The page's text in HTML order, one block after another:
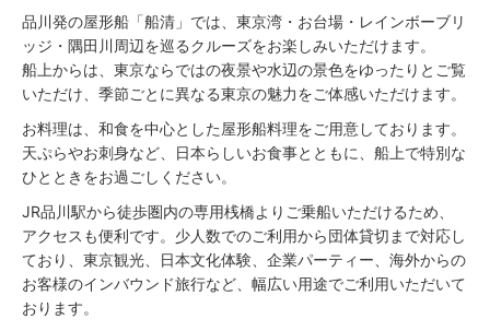
品川発の屋形船「船清」では、東京湾・お台場・レインボーブリ
ッジ・隅田川周辺を巡るクルーズをお楽しみいただけます。
船上からは、東京ならではの夜景や水辺の景色をゆったりとご覧
いただけ、季節ごとに異なる東京の魅力をご体感いただけます。
お料理は、和食を中心とした屋形船料理をご用意しております。
天ぷらやお刺身など、日本らしいお食事とともに、船上で特別な
ひとときをお過ごしください。
JR品川駅から徒歩圏内の専用桟橋よりご乗船いただけるため、
アクセスも便利です。少人数でのご利用から団体貸切まで対応し
ており、東京観光、日本文化体験、企業パーティー、海外からの
お客様のインバウンド旅行など、幅広い用途でご利用いただいて
おります。